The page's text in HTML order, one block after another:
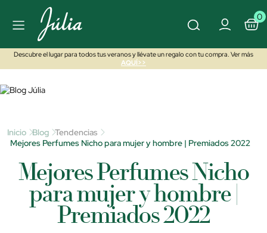
0
Descubre el lugar para todos tus veranos y llévate un regalo con tu compra. Ver más
AQUÍ>>
Inicio Blog Tendencias
Mejores Perfumes Nicho para mujer y hombre | Premiados 2022
Mejores Perfumes Nicho
para mujer y hombre |
Premiados 2022